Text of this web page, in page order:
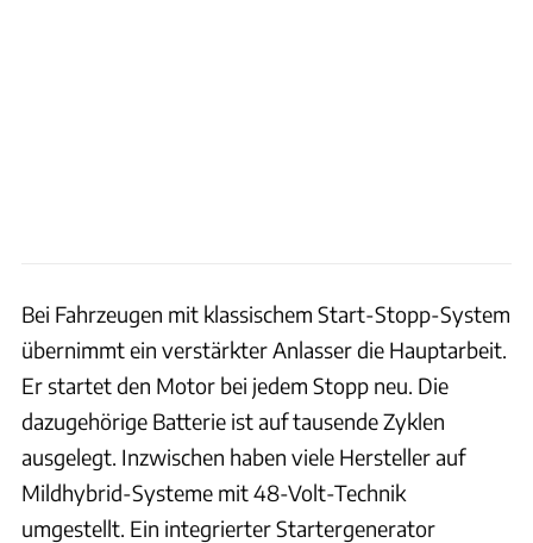
Bei Fahrzeugen mit klassischem Start-Stopp-System
übernimmt ein verstärkter Anlasser die Hauptarbeit.
Er startet den Motor bei jedem Stopp neu. Die
dazugehörige Batterie ist auf tausende Zyklen
ausgelegt. Inzwischen haben viele Hersteller auf
Mildhybrid-Systeme mit 48-Volt-Technik
umgestellt. Ein integrierter Startergenerator